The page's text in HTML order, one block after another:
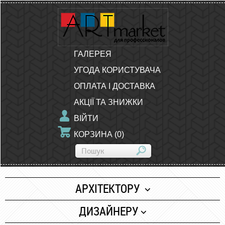
ГАЛЕРЕЯ
УГОДА КОРИСТУВАЧА
ОПЛАТА І ДОСТАВКА
АКЦІЇ ТА ЗНИЖКИ
ВІЙТИ
КОРЗИНА (0)
АРХІТЕКТОРУ
Папір
ДИЗАЙНЕРУ